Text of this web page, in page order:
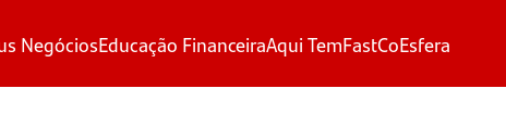
NegóciosEducação FinanceiraAqui TemFastCoEsfera